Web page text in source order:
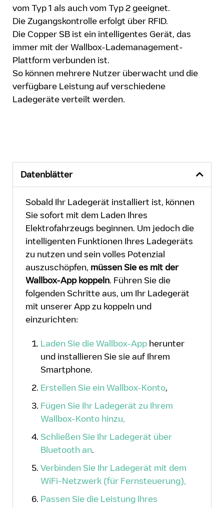
vom Typ 1 als auch vom Typ 2 geeignet.
Die Zugangskontrolle erfolgt über RFID.
Die Copper SB ist ein intelligentes Gerät, das
immer mit der Wallbox-Lademanagement-
Plattform verbunden ist.
So können mehrere Nutzer überwacht und die
verfügbare Leistung auf verschiedene
Ladegeräte verteilt werden.
Datenblätter
Sobald Ihr Ladegerät installiert ist, können
Sie sofort mit dem Laden Ihres
Elektrofahrzeugs beginnen. Um jedoch die
intelligenten Funktionen Ihres Ladegeräts
zu nutzen und sein volles Potenzial
auszuschöpfen, müssen Sie es mit der
Wallbox-App koppeln . Führen Sie die
folgenden Schritte aus, um Ihr Ladegerät
mit unserer App zu koppeln und
einzurichten:
Laden Sie die Wallbox-App herunter
und installieren Sie sie auf Ihrem
Smartphone.
Erstellen Sie ein Wallbox-Konto
Fügen Sie Ihr Ladegerät zu Ihrem
Wallbox-Konto hinzu,
Schließen Sie Ihr Ladegerät über
Bluetooth an
Verbinden Sie Ihr Ladegerät mit dem
WiFi-Netzwerk (für Fernsteuerung),
Passen Sie die Leistung Ihres